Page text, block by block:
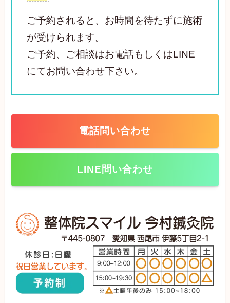
ご予約されると、お時間を待たずに施術
が受けられます。
ご予約、ご相談はお電話もしくはLINE
にてお問い合わせ下さい。
電話問い合わせ
LINE問い合わせ